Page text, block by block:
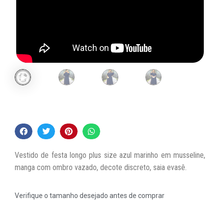
Vestido de festa longo plus size azul marinho em musseline,
manga com ombro vazado, decote discreto, saia evasê.
Verifique o tamanho desejado antes de comprar